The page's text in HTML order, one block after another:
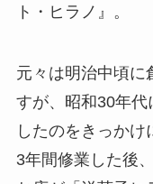
ト・ヒラノ』。
元々は明治中頃に
すが、昭和30年
したのをきっか
3年間修業した後